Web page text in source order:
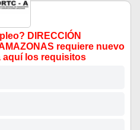
DIRECCIÓN
requiere nuevo
aquí los requisitos